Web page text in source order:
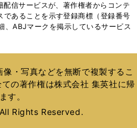
く
ド
ウ
で
ィ
ン
ド
開
く
信サービスが、著作権者からコンテ
あることを示す登録商標（登録番号
ABJマークを掲示しているサービス
・写真などを無断で複製するこ
の著作権は株式会社 集英社に帰
す。
Rights Reserved.